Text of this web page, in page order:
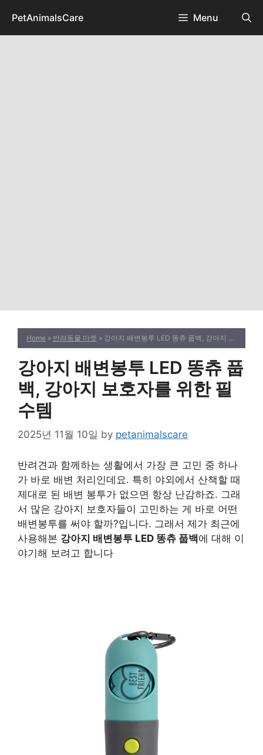
content
PetAnimalsCare Menu
Home » 반려동물 마켓 » 강아지 배변봉투 LED 똥츄 풉백, 강아지 보호자를 위한 필수템
강아지 배변봉투 LED 똥츄 풉
백, 강아지 보호자를 위한 필
수템
2025년 11월 10일 by petanimalscare
반려견과 함께하는 생활에서 가장 큰 고민 중 하나
가 바로 배변 처리인데요. 특히 야외에서 산책할 때
제대로 된 배변 봉투가 없으면 항상 난감하죠. 그래
서 많은 강아지 보호자들이 고민하는 게 바로 어떤
배변봉투를 써야 할까?입니다. 그래서 제가 최근에
사용해본 강아지 배변봉투 LED 똥츄 풉백에 대해 이
야기해 보려고 합니다